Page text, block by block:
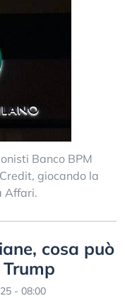
Banco BPM
giocando la
Affari.
cosa può
- 08:00